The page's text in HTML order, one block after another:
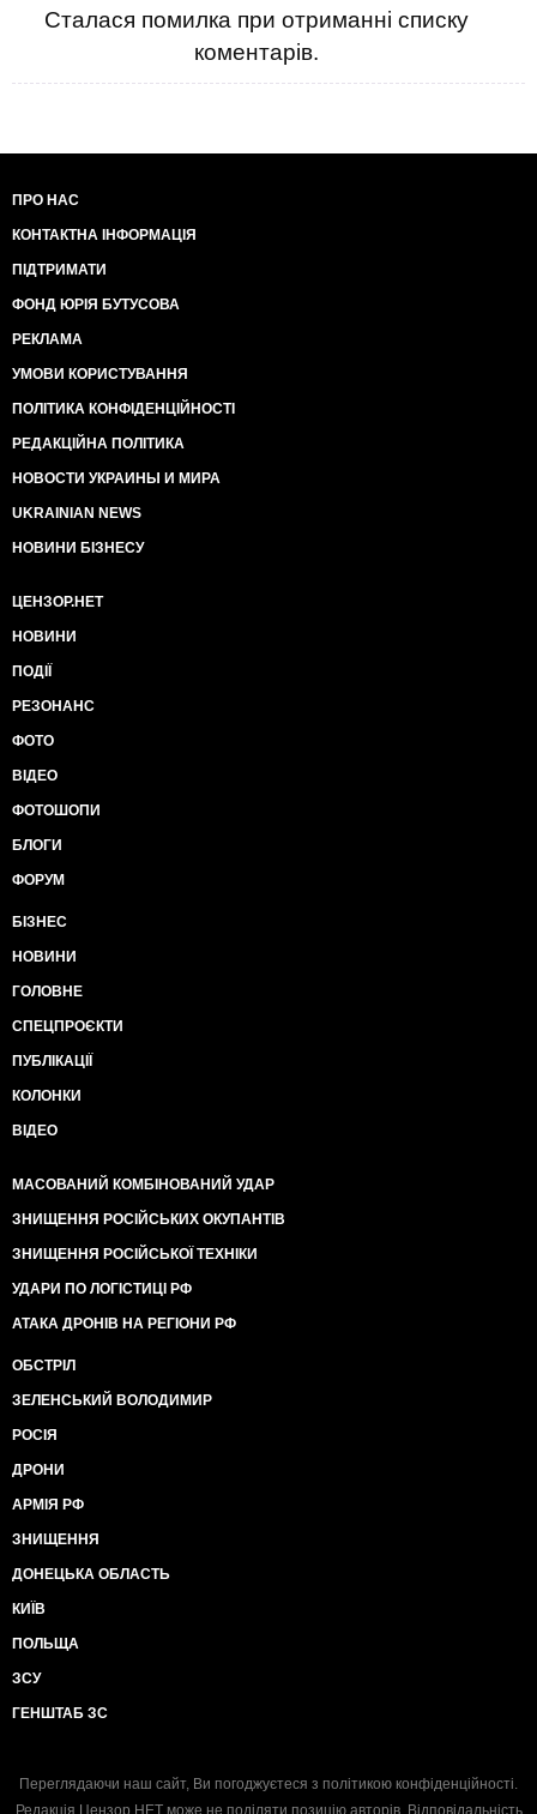
Сталася помилка при отриманні списку
коментарів.
ПРО НАС
КОНТАКТНА ІНФОРМАЦІЯ
ПІДТРИМАТИ
ФОНД ЮРІЯ БУТУСОВА
РЕКЛАМА
УМОВИ КОРИСТУВАННЯ
ПОЛІТИКА КОНФІДЕНЦІЙНОСТІ
РЕДАКЦІЙНА ПОЛІТИКА
НОВОСТИ УКРАИНЫ И МИРА
UKRAINIAN NEWS
НОВИНИ БІЗНЕСУ
ЦЕНЗОР.НЕТ
НОВИНИ
ПОДІЇ
РЕЗОНАНС
ФОТО
ВІДЕО
ФОТОШОПИ
БЛОГИ
ФОРУМ
БІЗНЕС
НОВИНИ
ГОЛОВНЕ
СПЕЦПРОЄКТИ
ПУБЛІКАЦІЇ
КОЛОНКИ
ВІДЕО
МАСОВАНИЙ КОМБІНОВАНИЙ УДАР
ЗНИЩЕННЯ РОСІЙСЬКИХ ОКУПАНТІВ
ЗНИЩЕННЯ РОСІЙСЬКОЇ ТЕХНІКИ
УДАРИ ПО ЛОГІСТИЦІ РФ
АТАКА ДРОНІВ НА РЕГІОНИ РФ
ОБСТРІЛ
ЗЕЛЕНСЬКИЙ ВОЛОДИМИР
РОСІЯ
ДРОНИ
АРМІЯ РФ
ЗНИЩЕННЯ
ДОНЕЦЬКА ОБЛАСТЬ
КИЇВ
ПОЛЬЩА
ЗСУ
ГЕНШТАБ ЗС
Переглядаючи наш сайт, Ви погоджуєтеся з політикою конфіденційності.
Редакція Цензор.НЕТ може не поділяти позицію авторів. Відповідальність